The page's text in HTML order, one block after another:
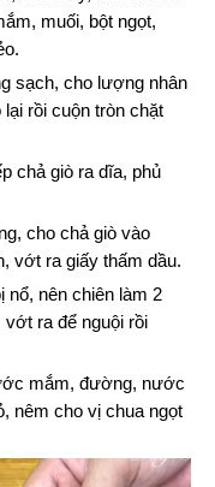
muối, bột ngọt,
sạch, cho lượng nhân
rồi cuộn tròn chặt
chả giò ra dĩa, phủ
cho chả giò vào
vớt ra giấy thấm dầu.
nổ, nên chiên làm 2
vớt ra để nguội rồi
mắm, đường, nước
nêm cho vị chua ngọt